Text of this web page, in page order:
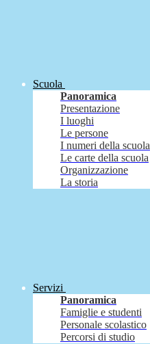
Scuola
Panoramica
Presentazione
I luoghi
Le persone
I numeri della scuola
Le carte della scuola
Organizzazione
La storia
Servizi
Panoramica
Famiglie e studenti
Personale scolastico
Percorsi di studio